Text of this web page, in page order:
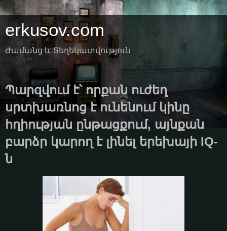
erkusov.com
Ժամանց և Տեղեկատվություն
Պարզվում է՝ որքան ուժեղ
սրտխառնոց է ունենում կինը
հղիության ընթացքում, այնքան
բարձր կարող է լինել երեխայի IQ-
ն